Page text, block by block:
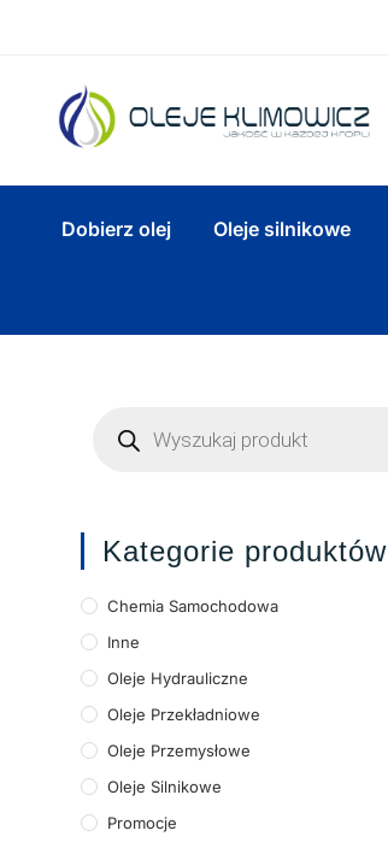
Dobierz olej Oleje silnikowe
Kategorie produktów
Chemia Samochodowa
Inne
Oleje Hydrauliczne
Oleje Przekładniowe
Oleje Przemysłowe
Oleje Silnikowe
Promocje